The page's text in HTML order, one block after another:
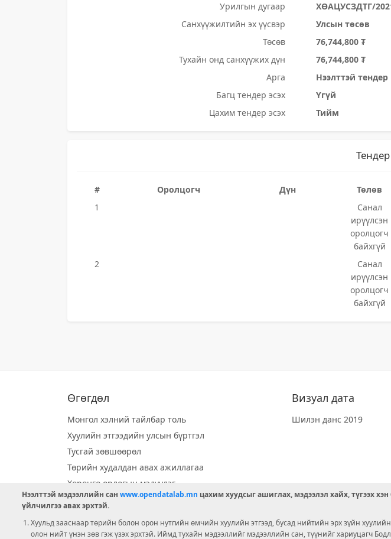
Урилгын дугаар
ХӨАЦУСЗДТГ/
Санхүүжилтийн эх үүсвэр
Улсын төсөв
Төсөв
76,744,800 ₮
Тухайн онд санхүүжих дүн
76,744,800 ₮
Арга
Нээлттэй
Багц тендер эсэх
Үгүй
Цахим тендер эсэх
Тийм
# Оролцогч Дүн Төлөв
1
Санал
ирүүлсэн
оролцогч
байхгүй
2
Санал
ирүүлсэн
оролцогч
байхгүй
Өгөгдөл
Монгол хэлний тайлбар толь
Хуулийн этгээдийн улсын бүртгэл
Тусгай зөвшөөрөл
Төрийн худалдан авах ажиллагаа
Хөрөнгө орлогын мэдүүлэг
Орон нутгийн хөгжлийн сан
Ээлжит сонгууль
Визуал дата
Шилэн данс 2019
Нээлттэй мэдээллийн сан www.opendatalab.mn цахим хуудсыг ашиглах, мэдээлэл хайх, түгээх
үйлчилгээ авах эрхтэй.
Хуульд зааснаар төрийн болон орон нутгийн өмчийн хуулийн этгээд, бусад нийтийн эрх зүйн
олон нийт үнэн зөв гэж үзэх эрхтэй. Иймд тухайн мэдээллийг мэдээллийн сан, түүнийг хариуцагч